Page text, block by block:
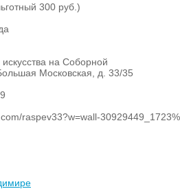
300 руб.)
на Соборной
Московская, д. 33/35
raspev33?w=wall-